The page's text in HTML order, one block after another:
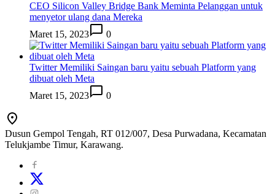
CEO Silicon Valley Bridge Bank Meminta Pelanggan untuk
menyetor ulang dana Mereka
Maret 15, 2023
0
Twitter Memiliki Saingan baru yaitu sebuah Platform yang
dibuat oleh Meta
Maret 15, 2023
0
Dusun Gempol Tengah, RT 012/007, Desa Purwadana, Kecamatan
Telukjambe Timur, Karawang.